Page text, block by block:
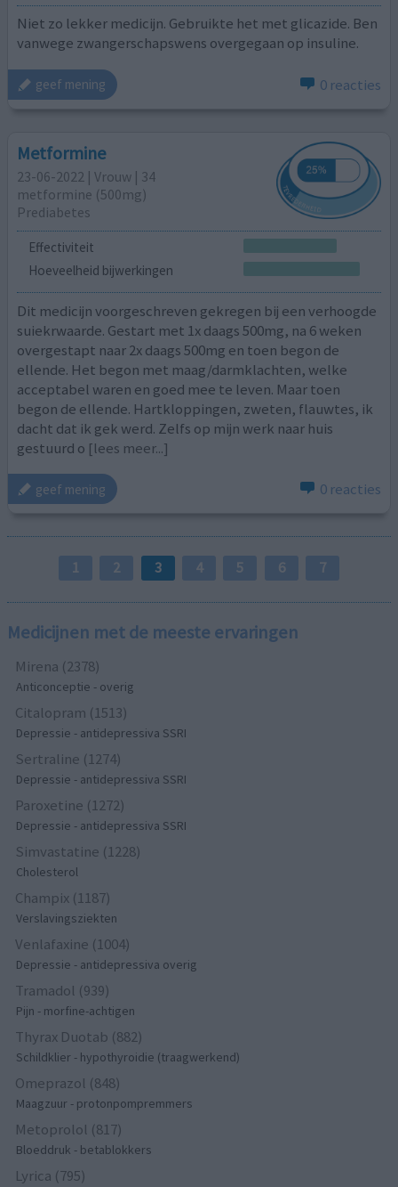
Niet zo lekker medicijn. Gebruikte het met glicazide. Ben
vanwege zwangerschapswens overgegaan op insuline.
geef mening 0 reacties
Metformine
23-06-2022 | Vrouw | 34
metformine (500mg)
Prediabetes
Effectiviteit
Hoeveelheid bijwerkingen
Dit medicijn voorgeschreven gekregen bij een verhoogde
suiekrwaarde. Gestart met 1x daags 500mg, na 6 weken
overgestapt naar 2x daags 500mg en toen begon de
ellende. Het begon met maag/darmklachten, welke
acceptabel waren en goed mee te leven. Maar toen
begon de ellende. Hartkloppingen, zweten, flauwtes, ik
dacht dat ik gek werd. Zelfs op mijn werk naar huis
gestuurd o [lees meer...]
geef mening 0 reacties
1 2 3 4 5 6 7
Medicijnen met de meeste ervaringen
Mirena (2378)
Anticonceptie - overig
Citalopram (1513)
Depressie - antidepressiva SSRI
Sertraline (1274)
Depressie - antidepressiva SSRI
Paroxetine (1272)
Depressie - antidepressiva SSRI
Simvastatine (1228)
Cholesterol
Champix (1187)
Verslavingsziekten
Venlafaxine (1004)
Depressie - antidepressiva overig
Tramadol (939)
Pijn - morfine-achtigen
Thyrax Duotab (882)
Schildklier - hypothyroidie (traagwerkend)
Omeprazol (848)
Maagzuur - protonpompremmers
Metoprolol (817)
Bloeddruk - betablokkers
Lyrica (795)